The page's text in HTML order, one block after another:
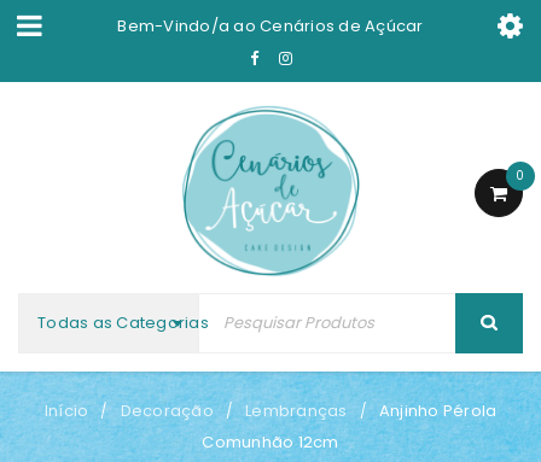
Bem-Vindo/a ao Cenários de Açúcar
0
Todas as Categorias
Início / Decoração / Lembranças /
Anjinho Pérola
Comunhão 12cm